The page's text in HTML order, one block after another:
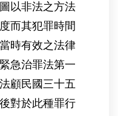
以非法之方法
而其犯罪時間
時有效之法律
急治罪法第一
顧民國三十五
對於此種罪行